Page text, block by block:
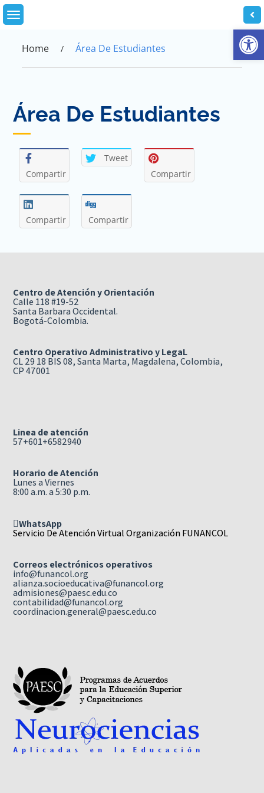
Skip
Home Área De Estudiantes
Área De Estudiantes
Compartir
Tweet
Compartir
Compartir Compartir
Centro de Atención y Orientación
Calle 118 #19-52
Santa Barbara Occidental.
Bogotá-Colombia.
Centro Operativo Administrativo y LegaL
CL 29 18 BIS 08, Santa Marta, Magdalena, Colombia,
CP 47001
Linea de atención
57+601+6582940
Horario de Atención
Lunes a Viernes
8:00 a.m. a 5:30 p.m.
WhatsApp
Servicio De Atención Virtual Organización FUNANCOL
Correos electrónicos operativos
info@funancol.org
alianza.socioeducativa@funancol.org
admisiones@paesc.edu.co
contabilidad@funancol.org
coordinacion.general@paesc.edu.co